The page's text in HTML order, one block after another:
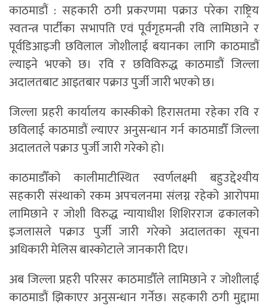
काठमाडौं : सहकारी ठगी प्रकरणमा पक्राउ परेका राष्ट्रिय
स्वतन्त्र पार्टीका सभापति एवं पूर्वगृहमन्त्री रवि लामिछाने र
पूर्वडिआइजी छविलाल जोशीलाई बयानका लागि काठमाडौं
ल्याइने भएको छ। रवि र छविविरुद्ध काठमाडौं जिल्ला
अदालतबाट आइतबार पक्राउ पुर्जी जारी भएको छ।
जिल्ला प्रहरी कार्यालय कास्कीको हिरासतमा रहेका रवि र
छविलाई काठमाडौं ल्याएर अनुसन्धान गर्न काठमाडौँ जिल्ला
अदालतले पक्राउ पुर्जी जारी गरेको हो।
काठमाडौँको कालीमाटीस्थित स्वर्णलक्ष्मी बहुउद्देश्यीय
सहकारी संस्थाको रकम अपचलनमा संलग्न रहेको आरोपमा
लामिछाने र जोशी विरुद्ध न्यायाधीश शिशिरराज ढकालको
इजलासले पक्राउ पुर्जी जारी गरेको अदालतका सूचना
अधिकारी मेलिस बास्कोटाले जानकारी दिए।
अब जिल्ला प्रहरी परिसर काठमाडौँले लामिछाने र जोशीलाई
काठमाडौं झिकाएर अनुसन्धान गर्नेछ। सहकारी ठगी मुद्दामा